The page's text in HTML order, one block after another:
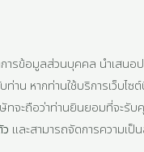
การข้อมูลส่วนบุคคล นำเสน
าน หากท่านใช้บริการเว็บไซ
ทจะถือว่าท่านยินยอมที่จะรับ
และสามารถจัดการความเป็